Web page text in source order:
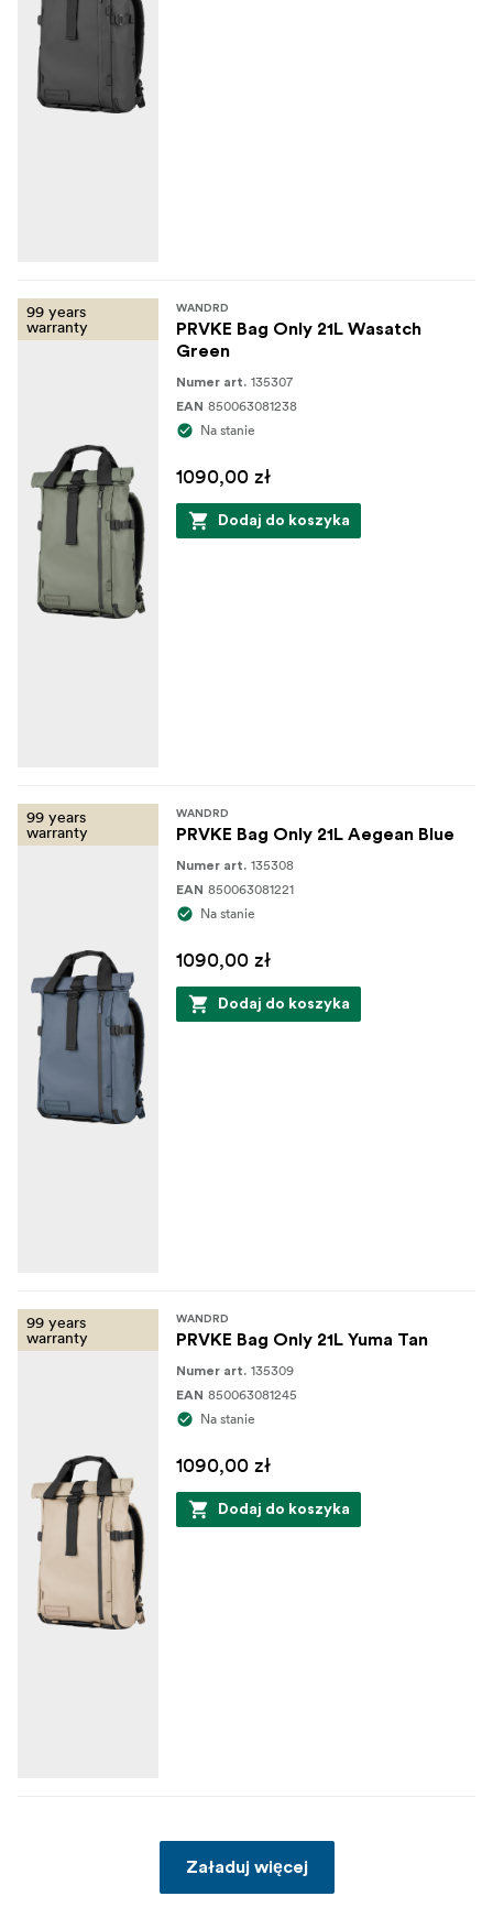
99 years
warranty
WANDRD
PRVKE Bag Only 21L Wasatch
Green
Numer art. 135307
EAN 850063081238
Na stanie
1090,00 zł
Dodaj do koszyka
99 years
warranty
WANDRD
PRVKE Bag Only 21L Aegean Blue
Numer art. 135308
EAN 850063081221
Na stanie
1090,00 zł
Dodaj do koszyka
99 years
warranty
WANDRD
PRVKE Bag Only 21L Yuma Tan
Numer art. 135309
EAN 850063081245
Na stanie
1090,00 zł
Dodaj do koszyka
Załaduj więcej